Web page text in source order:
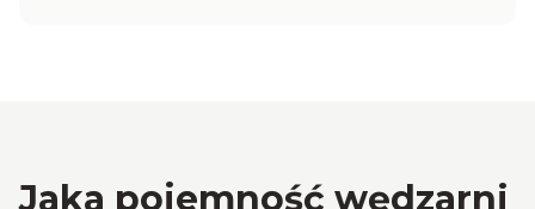
Jaka pojemność wędzarni